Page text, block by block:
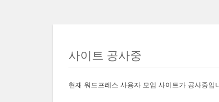
사이트 공사중
현재 워드프레스 사용자 모임 사이트가 공사중입